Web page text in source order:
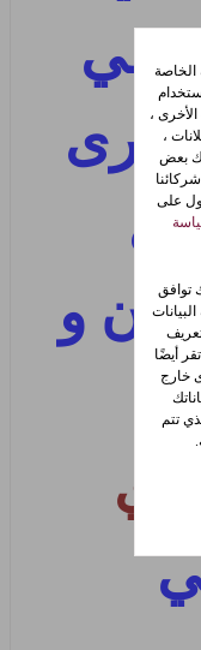
و
الخاصة
،
،
بعض
على
توافق
أيضًا
خارج
تتم